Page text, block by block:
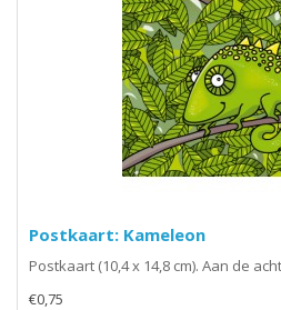
Postkaart: Kameleon
Postkaart (10,4 x 14,8 cm). Aan de
€0,75